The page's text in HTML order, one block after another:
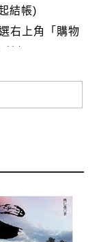
方法千萬
，往往才是最
問題，唯有
百忍」一書
領讀者了解
忍中有得，且
耐煩於事，耐
漓盡致地發
未來！
結帳)
右上角「購物
銀行帳號後
作業。
內至郵局填寫
一致，以利